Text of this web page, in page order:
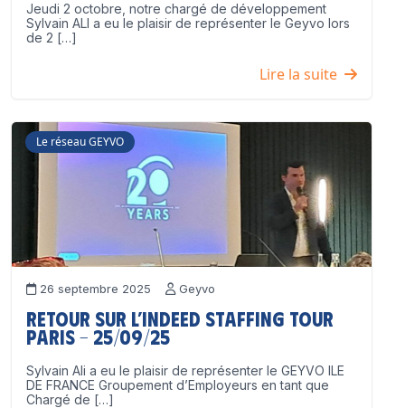
Jeudi 2 octobre, notre chargé de développement
Sylvain ALI a eu le plaisir de représenter le Geyvo lors
de 2 […]
Lire la suite
Le réseau GEYVO
26 septembre 2025 Geyvo
Retour sur l’Indeed Staffing Tour
Paris – 25/09/25
Sylvain Ali a eu le plaisir de représenter le GEYVO ILE
DE FRANCE Groupement d’Employeurs en tant que
Chargé de […]